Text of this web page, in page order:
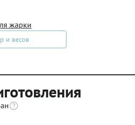
жарки
и весов